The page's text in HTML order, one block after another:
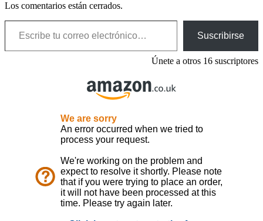
Los comentarios están cerrados.
Escribe tu correo electrónico…
Suscribirse
Únete a otros 16 suscriptores